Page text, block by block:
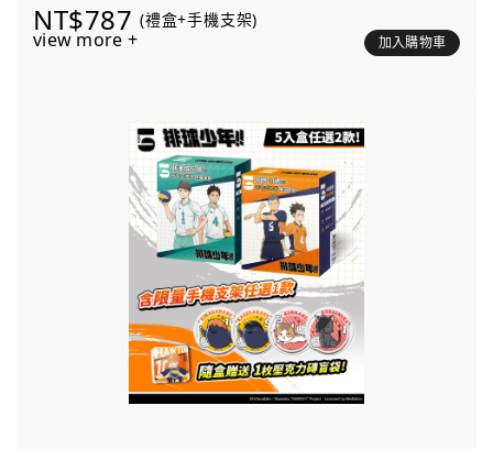
NT$787 (禮盒+手機支架)
view more + 加入購物車